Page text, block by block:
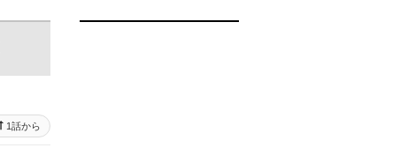
1話から